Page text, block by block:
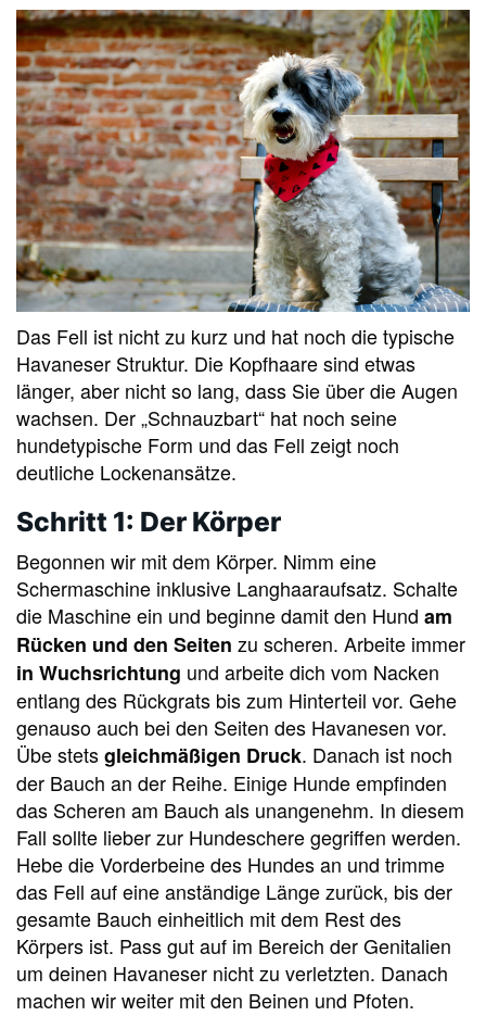
Das Fell ist nicht zu kurz und hat noch die typische
Havaneser Struktur. Die Kopfhaare sind etwas
länger, aber nicht so lang, dass Sie über die Augen
wachsen. Der „Schnauzbart“ hat noch seine
hundetypische Form und das Fell zeigt noch
deutliche Lockenansätze.
Schritt 1: Der Körper
Begonnen wir mit dem Körper. Nimm eine
Schermaschine inklusive Langhaaraufsatz. Schalte
die Maschine ein und beginne damit den Hund am
Rücken und den Seiten zu scheren. Arbeite immer
in Wuchsrichtung und arbeite dich vom Nacken
entlang des Rückgrats bis zum Hinterteil vor. Gehe
genauso auch bei den Seiten des Havanesen vor.
Übe stetsgleichmäßigen Druck. Danach ist noch
der Bauch an der Reihe. Einige Hunde empfinden
das Scheren am Bauch als unangenehm. In diesem
Fall sollte lieber zur Hundeschere gegriffen werden.
Hebe die Vorderbeine des Hundes an und trimme
das Fell auf eine anständige Länge zurück, bis der
gesamte Bauch einheitlich mit dem Rest des
Körpers ist. Pass gut auf im Bereich der Genitalien
um deinen Havaneser nicht zu verletzten. Danach
machen wir weiter mit den Beinen und Pfoten.